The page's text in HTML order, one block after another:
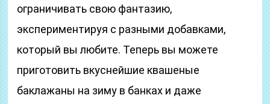
ограничивать свою фантазию,
экспериментируя с разными добавками,
который вы любите. Теперь вы можете
приготовить вкуснейшие квашеные
баклажаны на зиму в банках и даже